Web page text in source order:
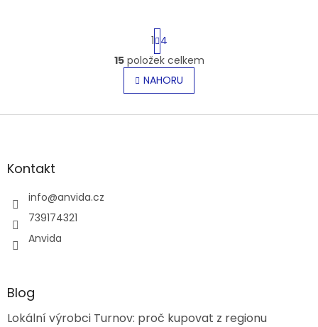
O
v
l
d
u
S
t
r
á
n
k
v
1 4
15položek celkem
NAHORU
Z
aKontakt
info@anvida.cz
739174321
Anvida
Blog
Lokální výrobci Turnov: proč kupovat z regionu